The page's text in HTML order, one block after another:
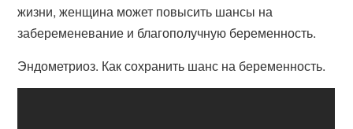
жизни, женщина может повысить шансы на
забеременевание и благополучную беременность.
Эндометриоз. Как сохранить шанс на беременность.